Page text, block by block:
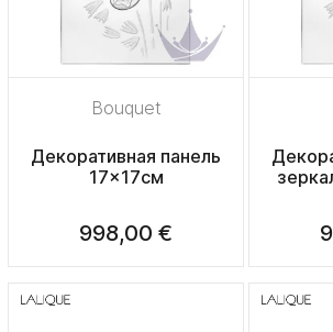
Bouquet
Декоративная панель
17x17см
998,00 €